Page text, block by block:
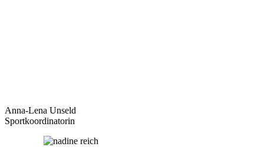
Anna-Lena Unseld
Sportkoordinatorin